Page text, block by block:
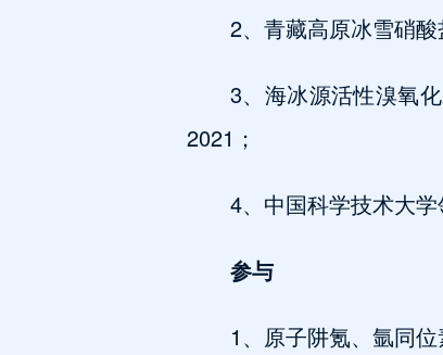
2、青藏高原冰雪硝
3、海冰源活性溴氧
2021；
4、中国科学技术大学
参与
1、原子阱氪、氩同